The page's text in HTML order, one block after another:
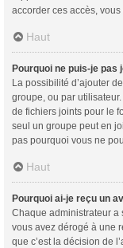
accorder ces accès,
Haut
Pourquoi ne puis-je
La possibilité d’ajouter
groupe, ou par
de fichiers joints pour le
seul un groupe peut en
pas pourquoi vous ne
Haut
Pourquoi ai-je reçu un
Chaque administrateur a
vous avez dérogé à une
que c’est la décision de